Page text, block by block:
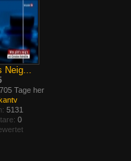
Neig...
Tage her
5131
0